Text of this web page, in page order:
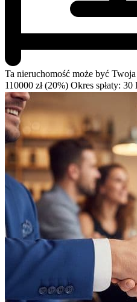
Ta nieruchomość może być Twoja
110000 zł (20%) Okres spłaty: 30